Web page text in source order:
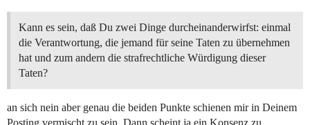
Kann es sein, daß Du zwei Dinge durcheinanderwirfst: einmal
die Verantwortung, die jemand für seine Taten zu übernehmen
hat und zum andern die strafrechtliche Würdigung dieser
Taten?
an sich nein aber genau die beiden Punkte schienen mir in Deinem
Posting vermischt zu sein. Dann scheint ja ein Konsenz zu